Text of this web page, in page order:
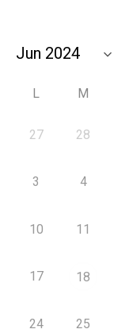
L M
27 28
3 4
10 11
17 18
24 25